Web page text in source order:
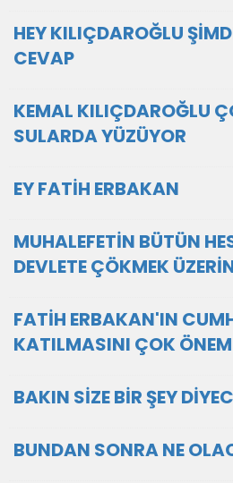
HEY KILIÇDAROĞLU
CEVAP
KEMAL KILIÇDAROĞLU
SULARDA YÜZÜYOR
EY FATİH ERBAKAN
MUHALEFETİN BÜTÜN
DEVLETE ÇÖKMEK
FATİH ERBAKAN'IN
KATILMASINI ÇOK
BAKIN SİZE BİR ŞEY
BUNDAN SONRA NE